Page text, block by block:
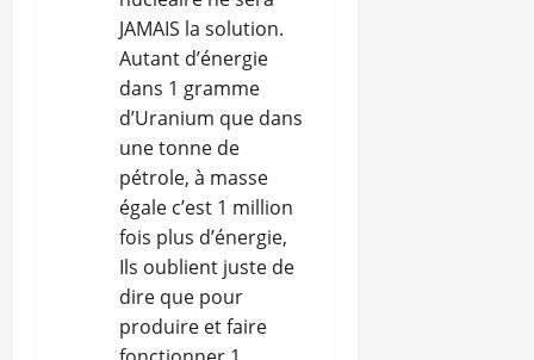
JAMAIS la solution.
Autant d’énergie
dans 1 gramme
d’Uranium que dans
une tonne de
pétrole, à masse
égale c’est 1 million
fois plus d’énergie,
Ils oublient juste de
dire que pour
produire et faire